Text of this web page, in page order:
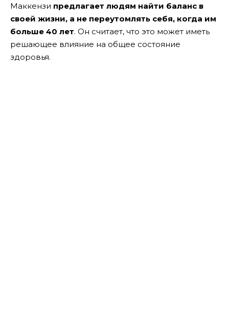
Маккензи предлагает людям найти баланс в
своей жизни, а не переутомлять себя, когда им
больше 40 лет. Он считает, что это может иметь
решающее влияние на общее состояние
здоровья.